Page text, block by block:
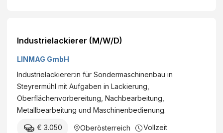
Industrielackierer (M/W/D)
LINMAG GmbH
Industrielackierer:in für Sondermaschinenbau in
Steyrermühl mit Aufgaben in Lackierung,
Oberflächenvorbereitung, Nachbearbeitung,
Metallbearbeitung und Maschinenbedienung.
€ 3.050 Oberösterreich Vollzeit